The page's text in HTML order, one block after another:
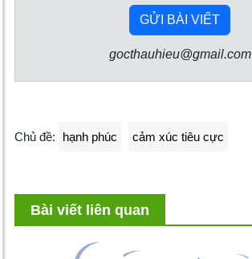
GỬI BÀI VIẾT
gocthauhieu@gmail.com
Chủ đề: hạnh phúc cảm xúc tiêu cực
Bài viết liên quan